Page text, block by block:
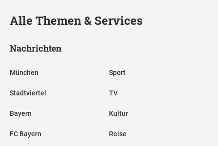
Alle Themen & Services
Nachrichten
München
Stadtviertel
Bayern
FC Bayern
Sport
TV
Kultur
Reise